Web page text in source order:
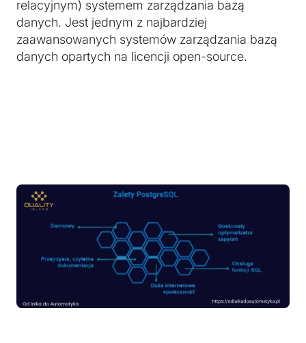
relacyjnym) systemem zarządzania bazą
danych. Jest jednym z najbardziej
zaawansowanych systemów zarządzania bazą
danych opartych na licencji open-source.